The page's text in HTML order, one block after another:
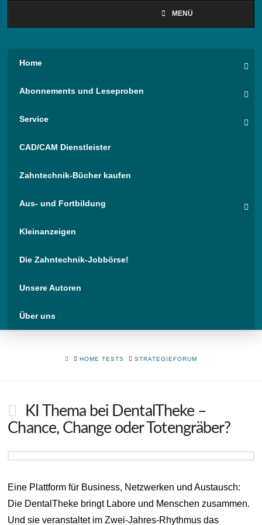
MENÜ
Home
Abonnements und Leseproben
Service
CAD/CAM Dienstleister
Zahntechnik-Bücher kaufen
Aus- und Fortbildung
Kleinanzeigen
Die Zahntechnik-Jobbörse!
Unsere Autoren
Über uns
HOMEHOME TESTS STRATEGIEFORUM
KI Thema bei DentalTheke –
Chance, Change oder Totengräber?
Eine Plattform für Business, Netzwerken und Austausch:
Die DentalTheke bringt Labore und Menschen zusammen.
Und sie veranstaltet im Zwei-Jahres-Rhythmus das